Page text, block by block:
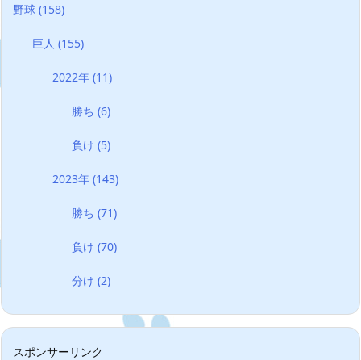
野球 (158)
巨人(155)
2022年 (11)
勝ち(6)
負け(5)
2023年 (143)
勝ち(71)
負け(70)
分け(2)
スポンサーリンク